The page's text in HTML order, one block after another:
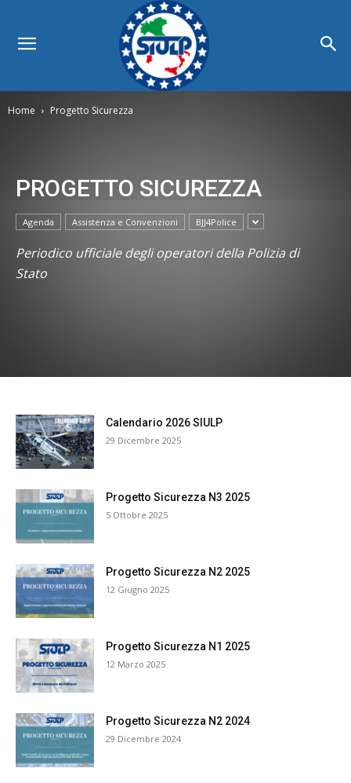
Home Progetto Sicurezza
PROGETTO SICUREZZA
Agenda Assistenza e Convenzioni BJJ4Police
Periodico ufficiale degli operatori della Polizia di
Stato
Calendario 2026 SIULP
29 Dicembre 2025
Progetto Sicurezza N3 2025
5 Ottobre 2025
Progetto Sicurezza N2 2025
12 Giugno 2025
Progetto Sicurezza N1 2025
12 Marzo 2025
Progetto Sicurezza N2 2024
29 Dicembre 2024